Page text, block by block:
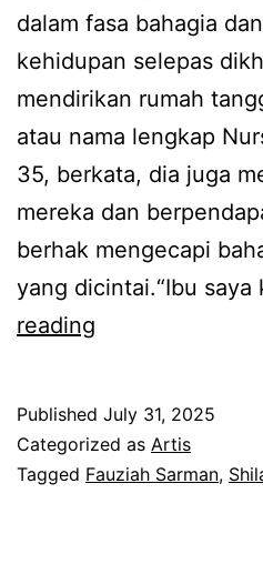
dalam fasa bahagia
kehidupan selepas
mendirikan rumah
atau nama lengkap
35, berkata, dia juga
mereka dan
berhak mengecapi
yang dicintai.“Ibu
reading
b
i
Published July 31, 2025
Categorized as Artis
Tagged Fauziah Sarman,